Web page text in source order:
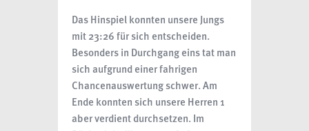
Das Hinspiel konnten unsere Jungs
mit 23:26 für sich entscheiden.
Besonders in Durchgang eins tat man
sich aufgrund einer fahrigen
Chancenauswertung schwer. Am
Ende konnten sich unsere Herren 1
aber verdient durchsetzen. Im